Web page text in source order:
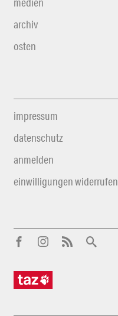
archiv
osten
impressum
datenschutz
anmelden
einwilligungen widerrufen